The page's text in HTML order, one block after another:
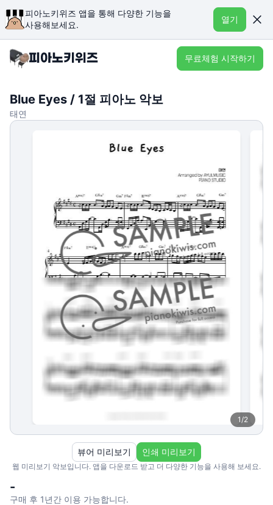
피아노키위즈 앱을 통해 다양한 기능을
사용해보세요.
열기
무료체험 시작하기
Blue Eyes / 1절 피아노 악보
태연
1/2
웹 미리보기 악보입니다. 앱을 다운로드 받고 더 다양한 기능을 사용해 보세요.
뷰어 미리보기 인쇄 미리보기
-
구매 후 1년간 이용 가능합니다.